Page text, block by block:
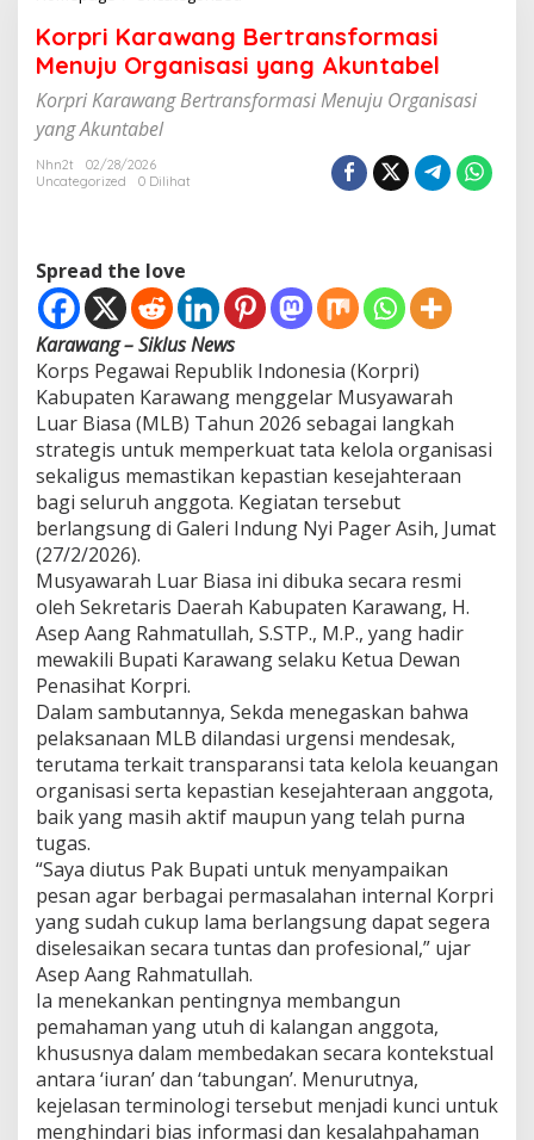
r
p
r
i
B
e
t
r
a
n
s
f
o
r
m
s
M
e
n
u
O
r
g
a
s
a
s
y
a
n
g
A
u
n
t
Korpri Karawang Bertransformasi
Menuju Organisasi yang Akuntabel
Korpri Karawang Bertransformasi Menuju Organisasi
yang Akuntabel
Nhn2t
02/28/2026
Uncategorized
0 Dilihat
Spread the love
Karawang – Siklus News
Korps Pegawai Republik Indonesia (Korpri)
Kabupaten Karawang menggelar Musyawarah
Luar Biasa (MLB) Tahun 2026 sebagai langkah
strategis untuk memperkuat tata kelola organisasi
sekaligus memastikan kepastian kesejahteraan
bagi seluruh anggota. Kegiatan tersebut
berlangsung di Galeri Indung Nyi Pager Asih, Jumat
(27/2/2026).
Musyawarah Luar Biasa ini dibuka secara resmi
oleh Sekretaris Daerah Kabupaten Karawang, H.
Asep Aang Rahmatullah, S.STP., M.P., yang hadir
mewakili Bupati Karawang selaku Ketua Dewan
Penasihat Korpri.
Dalam sambutannya, Sekda menegaskan bahwa
pelaksanaan MLB dilandasi urgensi mendesak,
terutama terkait transparansi tata kelola keuangan
organisasi serta kepastian kesejahteraan anggota,
baik yang masih aktif maupun yang telah purna
tugas.
“Saya diutus Pak Bupati untuk menyampaikan
pesan agar berbagai permasalahan internal Korpri
yang sudah cukup lama berlangsung dapat segera
diselesaikan secara tuntas dan profesional,” ujar
Asep Aang Rahmatullah.
Ia menekankan pentingnya membangun
pemahaman yang utuh di kalangan anggota,
khususnya dalam membedakan secara kontekstual
antara ‘iuran’ dan ‘tabungan’. Menurutnya,
kejelasan terminologi tersebut menjadi kunci untuk
menghindari bias informasi dan kesalahpahaman